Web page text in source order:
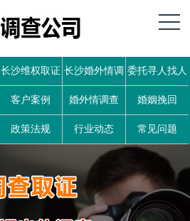
长沙维权取证 长沙婚外情调
查
委托寻人找人
客户案例 婚外情调查 婚姻挽回
政策法规 行业动态 常见问题